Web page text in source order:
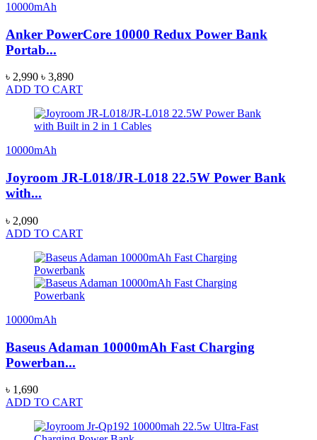
10000mAh
Anker PowerCore 10000 Redux Power Bank
Portab...
৳ 2,990 ৳ 3,890
ADD TO CART
10000mAh
Joyroom JR-L018/JR-L018 22.5W Power Bank
with...
৳ 2,090
ADD TO CART
10000mAh
Baseus Adaman 10000mAh Fast Charging
Powerban...
৳ 1,690
ADD TO CART